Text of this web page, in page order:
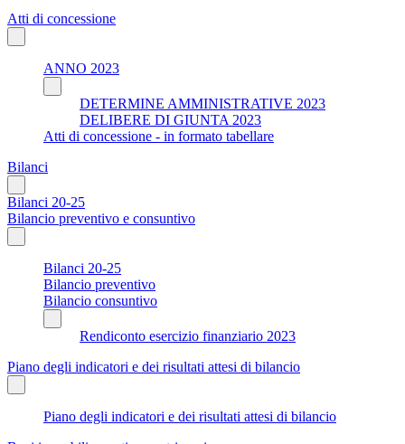
Atti di concessione
ANNO 2023
DETERMINE AMMINISTRATIVE 2023
DELIBERE DI GIUNTA 2023
Atti di concessione - in formato tabellare
Bilanci
Bilanci 20-25
Bilancio preventivo e consuntivo
Bilanci 20-25
Bilancio preventivo
Bilancio consuntivo
Rendiconto esercizio finanziario 2023
Piano degli indicatori e dei risultati attesi di bilancio
Piano degli indicatori e dei risultati attesi di bilancio